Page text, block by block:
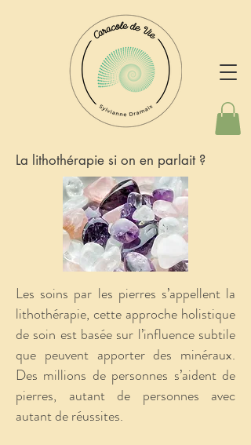
La lithothérapie si on en parlait ?
Les soins par les pierres s’appellent la
lithothérapie, cette approche holistique
de soin est basée sur l’influence subtile
que peuvent apporter des minéraux.
Des millions de personnes s’aident de
pierres, autant de personnes avec
autant de réussites.